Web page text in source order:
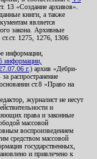
13 «Создание архивов».
книги, а также
является
закона. Архивные
ст.ст. 1275, 1276, 1306
информации,
информации,
г.) архив «Дебри-
распространение
ст.8 «Право на
журналист не несут
и
права и законные
массовой
воспроизведением
средством массовой
государственных,
и привлечено к